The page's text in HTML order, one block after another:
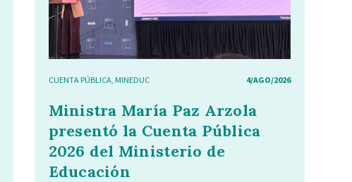
CUENTA PÚBLICA, MINEDUC 4/AGO/2026
Ministra María Paz Arzola
presentó la Cuenta Pública
2026 del Ministerio de
Educación